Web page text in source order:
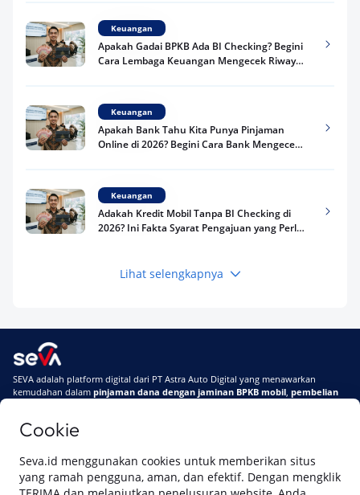
Cookie
Seva.id menggunakan cookies untuk memberikan situs
yang ramah pengguna, aman, dan efektif. Dengan mengklik
Keuangan
Apakah Gadai BPKB Ada BI Checking? Begini
Cara Lembaga Keuangan Mengecek Riwayat
Keuangan
Apakah Bank Tahu Kita Punya Pinjaman
Online di 2026? Begini Cara Bank Mengecek
Keuangan
Adakah Kredit Mobil Tanpa BI Checking di
2026? Ini Fakta Syarat Pengajuan yang Perlu
Keuangan
Terpercaya
Telat Bayar Pinjol 2 Hari, Apakah Langsung
Masuk BI Checking? Simak Peraturan
Lihat selengkapnya
SEVA adalah platform digital dari PT Astra Auto Digital yang menawarkan
kemudahan dalam pinjaman dana dengan jaminan BPKB mobil, pembelian
Di SEVA, BPKB mobilmu #BisaJadiDuit
Tentang SEVASyarat & Ketentuan
Pemberitahuan Privasi